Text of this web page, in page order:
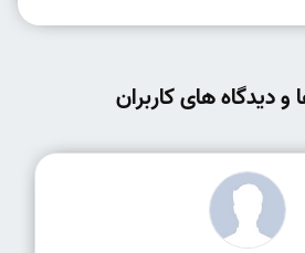
دیدگاه های کاربران